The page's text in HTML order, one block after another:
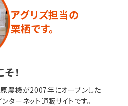
アグリズ担当の
栗栖です。
！
農機が2007年にオープンした
ターネット通販サイトです。